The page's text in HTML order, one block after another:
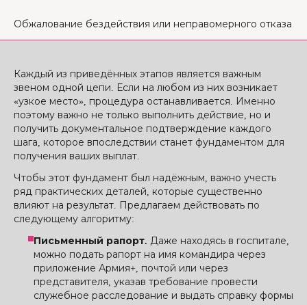
Обжалование бездействия или неправомерного отказа
Каждый из приведённых этапов является важным
звеном одной цепи. Если на любом из них возникает
«узкое место», процедура останавливается. Именно
поэтому важно не только выполнить действие, но и
получить документальное подтверждение каждого
шага, которое впоследствии станет фундаментом для
получения ваших выплат.
Чтобы этот фундамент был надёжным, важно учесть
ряд практических деталей, которые существенно
влияют на результат. Предлагаем действовать по
следующему алгоритму:
Письменный рапорт. Даже находясь в госпитале,
можно подать рапорт на имя командира через
приложение Армия+, почтой или через
представителя, указав требование провести
служебное расследование и выдать справку формы